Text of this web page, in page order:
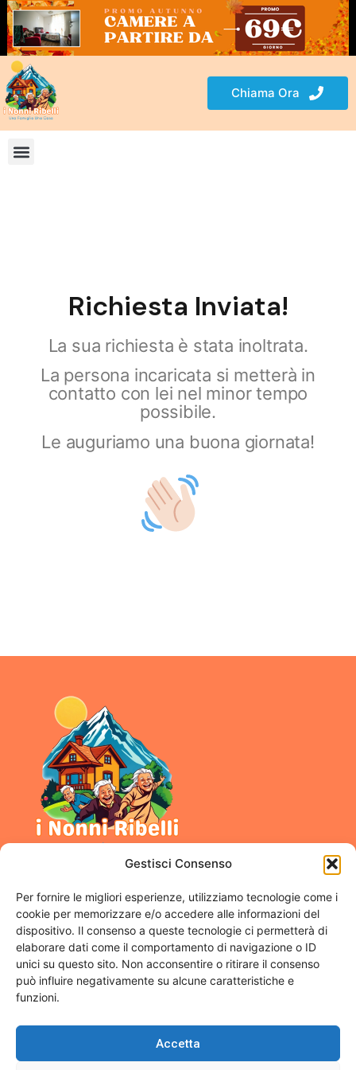
Gestisci Consenso
Per fornire le migliori esperienze, utilizziamo tecnologie come i
cookie per memorizzare e/o accedere alle informazioni del
dispositivo. Il consenso a queste tecnologie ci permetterà di
elaborare dati come il comportamento di navigazione o ID
unici su questo sito. Non acconsentire o ritirare il consenso
può influire negativamente su alcune caratteristiche e
funzioni.
Accetta
Chiama Ora
Richiesta Inviata!
La sua richiesta è stata inoltrata.
La persona incaricata si metterà in
contatto con lei nel minor tempo
possibile.
Le auguriamo una buona giornata!
Link Utili
Chi Sono
Camere
Appuntamenti
Menu
Contatti
Privacy Policy
Termini E Condizioni
Contatti